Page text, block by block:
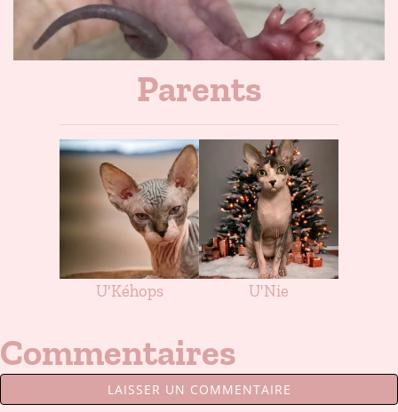
Parents
U'Kéhops U'Nie
Commentaires
LAISSER UN COMMENTAIRE